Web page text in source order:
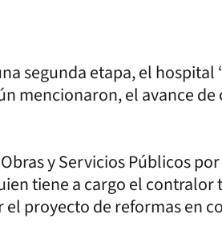
segunda etapa, el hospital
mencionaron, el avance de
y Servicios Públicos
tiene a cargo el contralor
proyecto de reformas en